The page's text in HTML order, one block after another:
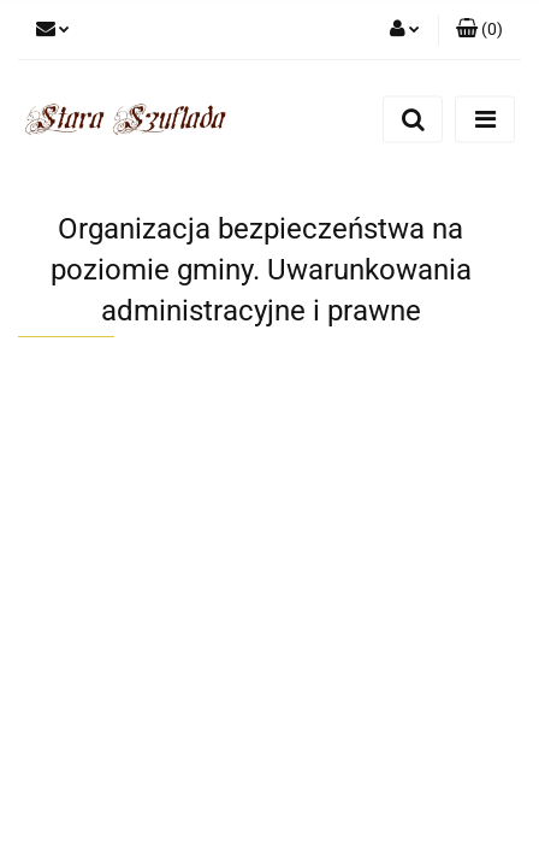
Zarejestruj się
(0)
Organizacja bezpieczeństwa na
poziomie gminy. Uwarunkowania
administracyjne i prawne